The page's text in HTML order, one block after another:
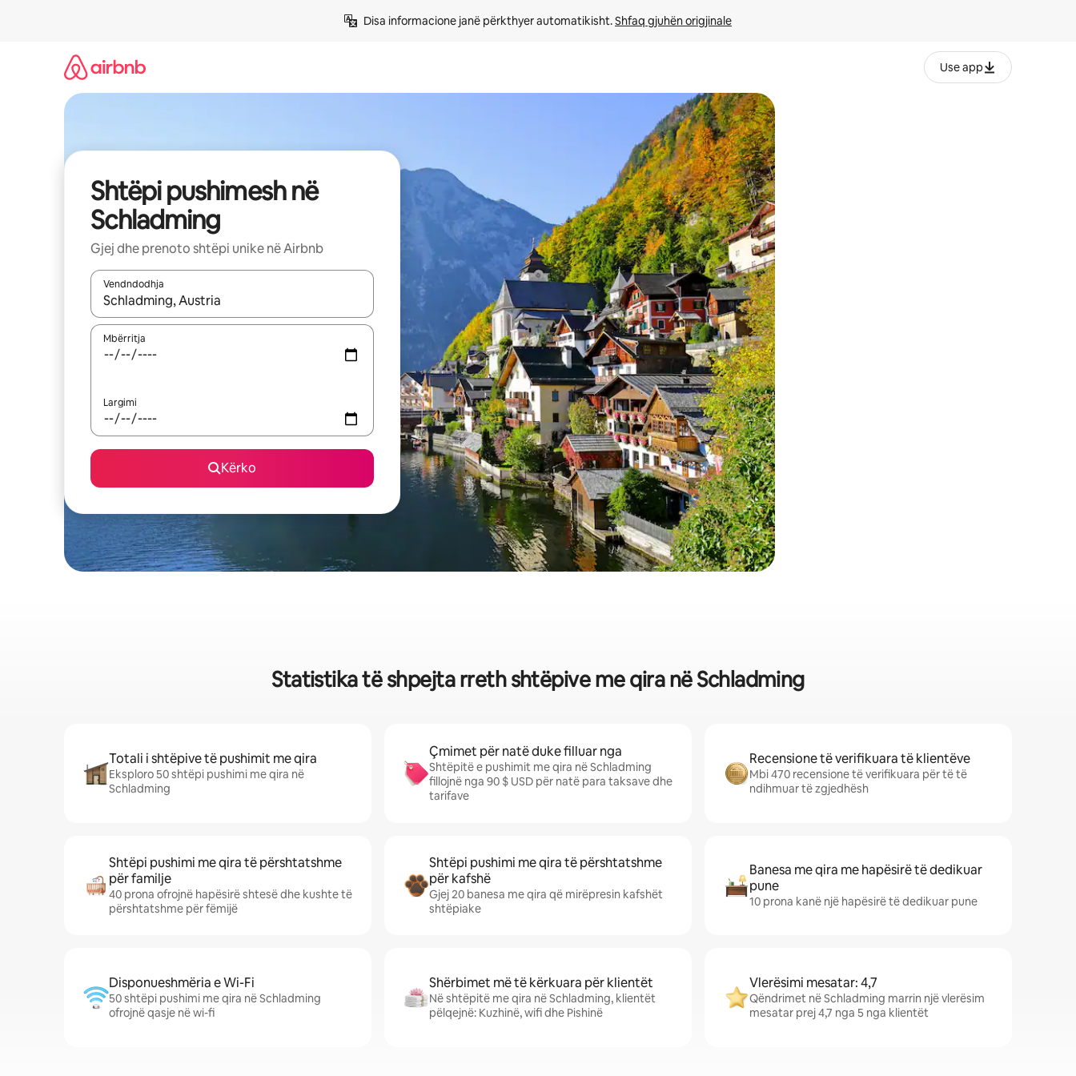
Disa informacione janë përkthyer automatikisht. Shfaq gjuhën origjinale
Use app
Shtëpi pushimesh në
Schladming
Gjej dhe prenoto shtëpi unike në Airbnb
Vendndodhja
Kur rezultatet të jenë të disponueshme, lëviz me butonat e shigjetave lart e poshtë ose eksploro duke prekur ose duke lëvizur ekranin.
Mbërritja
Largimi
Kërko
Statistika të shpejta rreth shtëpive me qira në Schladming
Totali i shtëpive të pushimit me qira
Eksploro 50 shtëpi pushimi me qira në
Schladming
Çmimet për natë duke filluar nga
Shtëpitë e pushimit me qira në Schladming
fillojnë nga 90 $ USD për natë para taksave dhe
tarifave
Recensione të verifikuara të klientëve
Mbi 470 recensione të verifikuara për të të
ndihmuar të zgjedhësh
Shtëpi pushimi me qira të përshtatshme
për familje
40 prona ofrojnë hapësirë shtesë dhe kushte të
përshtatshme për fëmijë
Shtëpi pushimi me qira të përshtatshme
për kafshë
Gjej 20 banesa me qira që mirëpresin kafshët
shtëpiake
Banesa me qira me hapësirë të dedikuar
pune
10 prona kanë një hapësirë të dedikuar pune
Disponueshmëria e Wi-Fi
50 shtëpi pushimi me qira në Schladming
ofrojnë qasje në wi-fi
Shërbimet më të kërkuara për klientët
Në shtëpitë me qira në Schladming, klientët
pëlqejnë: Kuzhinë, wifi dhe Pishinë
Vlerësimi mesatar: 4,7
Qëndrimet në Schladming marrin një vlerësim
mesatar prej 4,7 nga 5 nga klientët